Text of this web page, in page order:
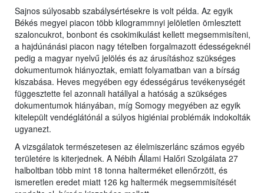
Sajnos súlyosabb szabálysértésekre is volt példa. Az egyik
Békés megyei piacon több kilogrammnyi jelöletlen ömlesztett
szaloncukrot, bonbont és csokimikulást kellett megsemmisíteni,
a hajdúnánási piacon nagy tételben forgalmazott édességeknél
pedig a magyar nyelvű jelölés és az árusításhoz szükséges
dokumentumok hiányoztak, emiatt folyamatban van a bírság
kiszabása. Heves megyében egy édességárus tevékenységét
függesztette fel azonnali hatállyal a hatóság a szükséges
dokumentumok hiányában, míg Somogy megyében az egyik
kitelepült vendéglátónál a súlyos higiéniai problémák indokolták
ugyanezt.
A vizsgálatok természetesen az élelmiszerlánc számos egyéb
területére is kiterjednek. A Nébih Állami Halőri Szolgálata 27
halboltban több mint 18 tonna halterméket ellenőrzött, és
ismeretlen eredet miatt 126 kg haltermék megsemmisítését